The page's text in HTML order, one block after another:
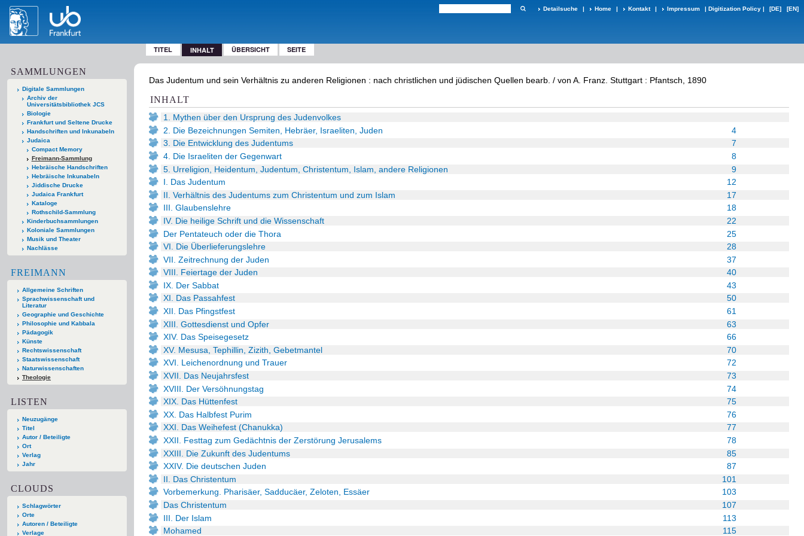
Detailsuche | Home | Kontakt | Impressum | Digitization Policy | [DE] [EN]
TITEL INHALT ÜBERSICHT SEITE
SAMMLUNGEN
Digitale Sammlungen
Archiv der
Universitätsbibliothek JCS
Biologie
Frankfurt und Seltene Drucke
Handschriften und Inkunabeln
Judaica
Compact Memory
Freimann-Sammlung
Hebräische Handschriften
Hebräische Inkunabeln
Jiddische Drucke
Judaica Frankfurt
Kataloge
Rothschild-Sammlung
Kinderbuchsammlungen
Koloniale Sammlungen
Musik und Theater
Nachlässe
FREIMANN
Allgemeine Schriften
Sprachwissenschaft und
Literatur
Geographie und Geschichte
Philosophie und Kabbala
Pädagogik
Künste
Rechtswissenschaft
Staatswissenschaft
Naturwissenschaften
Theologie
LISTEN
Neuzugänge
Titel
Autor / Beteiligte
Ort
Verlag
Jahr
CLOUDS
Schlagwörter
Orte
Autoren / Beteiligte
Verlage
Das Judentum und sein Verhältnis zu anderen Religionen : nach christlichen und jüdischen Quellen bearb. / von A. Franz. Stuttgart : Pfantsch, 1890
INHALT
1. Mythen über den Ursprung des Judenvolkes
4
2. Die Bezeichnungen Semiten, Hebräer, Israeliten, Juden
7
3. Die Entwicklung des Judentums
8
4. Die Israeliten der Gegenwart
9
5. Urreligion, Heidentum, Judentum, Christentum, Islam, andere Religionen
12
I. Das Judentum
17
II. Verhältnis des Judentums zum Christentum und zum Islam
18
III. Glaubenslehre
22
IV. Die heilige Schrift und die Wissenschaft
25
Der Pentateuch oder die Thora
28
VI. Die Überlieferungslehre
37
VII. Zeitrechnung der Juden
40
VIII. Feiertage der Juden
43
IX. Der Sabbat
50
XI. Das Passahfest
61
XII. Das Pfingstfest
63
XIII. Gottesdienst und Opfer
66
XIV. Das Speisegesetz
70
XV. Mesusa, Tephillin, Zizith, Gebetmantel
72
XVI. Leichenordnung und Trauer
73
XVII. Das Neujahrsfest
74
XVIII. Der Versöhnungstag
75
XIX. Das Hüttenfest
76
XX. Das Halbfest Purim
77
XXI. Das Weihefest (Chanukka)
78
XXII. Festtag zum Gedächtnis der Zerstörung Jerusalems
85
XXIII. Die Zukunft des Judentums
87
XXIV. Die deutschen Juden
101
II. Das Christentum
103
Vorbemerkung. Pharisäer, Sadducäer, Zeloten, Essäer
107
Das Christentum
113
III. Der Islam
115
Mohamed